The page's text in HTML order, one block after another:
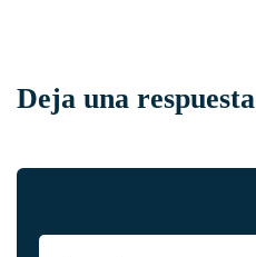
Deja una respuesta